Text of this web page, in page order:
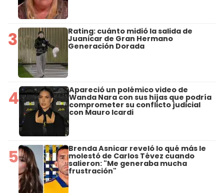
3 Rating: cuánto midió la salida de
Juanicar de Gran Hermano
Generación Dorada
4 Apareció un polémico video de
Wanda Nara con sus hijas que podría
comprometer su conflicto judicial
con Mauro Icardi
5 Brenda Asnicar reveló lo qué más le
molestó de Carlos Tévez cuando
salieron: "Me generaba mucha
frustración"